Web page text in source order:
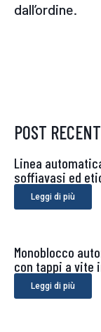
dall’ordine.
POST
Linea
soffiavasi ed
Leggi di più
Monoblocco
con tappi a vite
Leggi di più